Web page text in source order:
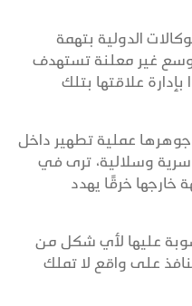
الدولية بتهمة
غير معلنة تستهدف
علاقتها بتلك
عملية تطهير داخل
سرية وسلالية، ترى في
خرقًا يهدد
عليها لأي شكل من
على واقع لا تملك